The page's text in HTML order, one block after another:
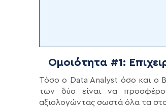
Ομοιότητα #1:
Τόσο ο Data Analyst όσο και ο
των δύο είναι να
αξιολογώντας σωστά όλα τα